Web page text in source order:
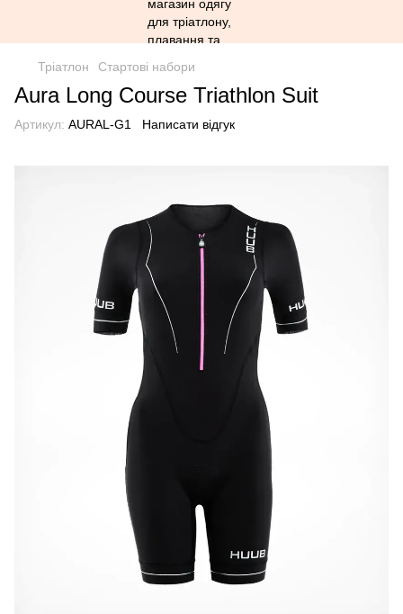
Тріатлон Стартові набори
Aura Long Course Triathlon Suit
Артикул: AURAL-G1 Написати відгук